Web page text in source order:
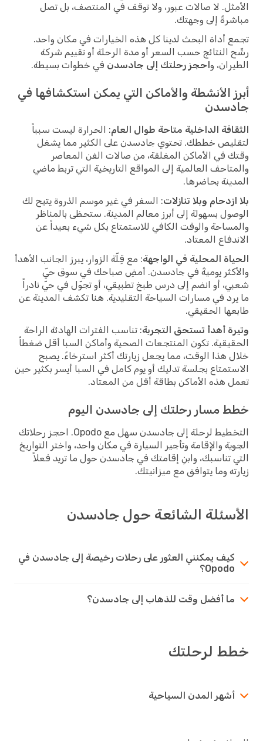
الأمثل. لا صالات عبور، ولا توقف في المنتصف، بل تصل
مباشرةً إلى وجهتك.
تجمع أداة البحث لدينا كل هذه الخيارات في مكان واحد.
رشّح النتائج حسب السعر أو مدة الرحلة أو تقييم شركة
الطيران، واحجز رحلتك إلى جادسدن في خطوات بسيطة.
أبرز الأنشطة والأماكن التي يمكن استكشافها في
جادسدن
الثقافة الداخلية متاحة طوال العام: الحرارة ليست سبباً
لتقليص خططك. تحتوي جادسدن على الكثير مما يشغل
وقتك في الأماكن المغلقة، من صالات الفن المعاصر
والمتاحف العالمية إلى المواقع التاريخية التي تربط ماضي
المدينة بحاضرها.
بلا ازدحام وبلا تنازلات: السفر في غير موسم الذروة يتيح لك
الوصول بسهولة إلى أبرز معالم المدينة. ستحظى بالمناظر
والمساحة والوقت الكافي للاستمتاع بكل شيء بعيداً عن
الاندفاع المعتاد.
الحياة المحلية في الواجهة: مع قِلّة الزوار، يبرز الجانب الأهدأ
والأكثر يوميةً في جادسدن. أمضِ صباحك في سوق حيّ
شعبي، أو انضم إلى درس طبخ تطبيقي، أو تجوّل في حيّ نادراً
ما يرد في مسارات السياحة التقليدية. هنا تكشف المدينة عن
طابعها الحقيقي.
وتيرة أهدأ تستحق التجربة: تناسب الفترات الهادئة الراحة
الحقيقية. تكون المنتجعات الصحية وأماكن السبا أقل ضغطاً
خلال هذا الوقت، مما يجعل زيارتك أكثر استرخاءً. يصبح
الاستمتاع بجلسة تدليك أو يوم كامل في السبا أيسر بكثير حين
تعمل هذه الأماكن بطاقة أقل من المعتاد.
خطط مسار رحلتك إلى جادسدن اليوم
التخطيط لرحلة إلى جادسدن سهل مع Opodo. احجز رحلاتك
الجوية والإقامة وتأجير السيارة في مكان واحد، واختر التواريخ
التي تناسبك، وابنِ إقامتك في جادسدن حول ما تريد فعلاً
زيارته وما يتوافق مع ميزانيتك.
الأسئلة الشائعة حول جادسدن
كيف يمكنني العثور على رحلات رخيصة إلى جادسدن في
Opodo؟
ما أفضل وقت للذهاب إلى جادسدن؟
خطط لرحلتك
أشهر المدن السياحية